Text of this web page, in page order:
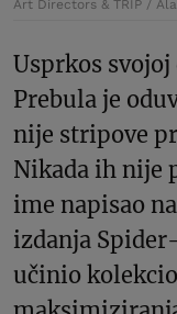
Art Directors & TRIP /
Usprkos
Prebula je
nije stripove
Nikada ih nije
ime napisao
izdanja
učinio